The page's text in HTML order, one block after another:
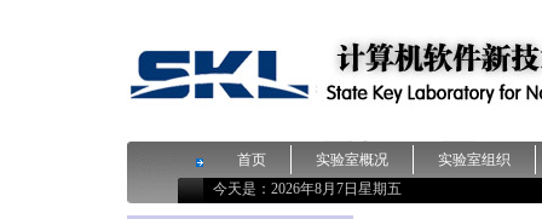
首页 实验室概况
实验室组织
今天是： 2026年8月7日星期五